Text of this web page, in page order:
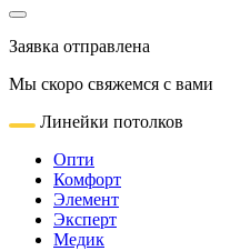
Заявка отправлена
Мы скоро свяжемся с вами
Линейки потолков
Опти
Комфорт
Элемент
Эксперт
Медик